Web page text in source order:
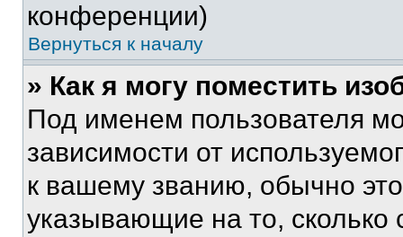
конференции)
Вернуться к началу
» Как я могу поместить
Под именем пользователя
зависимости от
к вашему званию, обычно это
указывающие на то,